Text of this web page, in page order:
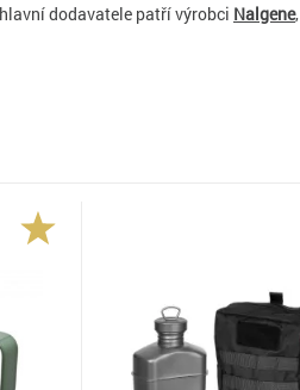
dodavatele patří výrobci Nalgene,